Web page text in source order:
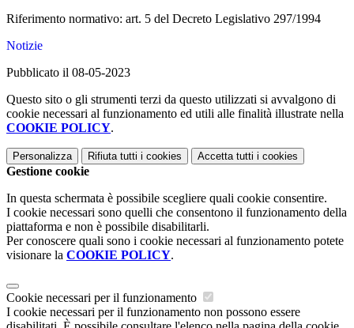
Riferimento normativo: art. 5 del Decreto Legislativo 297/1994
Notizie
Pubblicato il 08-05-2023
Questo sito o gli strumenti terzi da questo utilizzati si avvalgono di
cookie necessari al funzionamento ed utili alle finalità illustrate nella
COOKIE POLICY.
Personalizza Rifiuta tutti i cookies Accetta tutti i cookies
Gestione cookie
In questa schermata è possibile scegliere quali cookie consentire.
I cookie necessari sono quelli che consentono il funzionamento della
piattaforma e non è possibile disabilitarli.
Per conoscere quali sono i cookie necessari al funzionamento potete
visionare la COOKIE POLICY.
Cookie necessari per il funzionamento
I cookie necessari per il funzionamento non possono essere